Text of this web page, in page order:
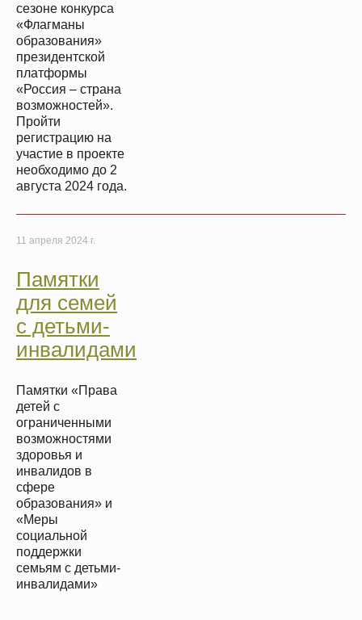
сезоне конкурса
«Флагманы
образования»
президентской
платформы
«Россия – страна
возможностей».
Пройти
регистрацию на
участие в проекте
необходимо до 2
августа 2024 года.
11 апреля 2024 г.
Памятки
для семей
с детьми-
инвалидами
Памятки «Права
детей с
ограниченными
возможностями
здоровья и
инвалидов в
сфере
образования» и
«Меры
социальной
поддержки
семьям с детьми-
инвалидами»